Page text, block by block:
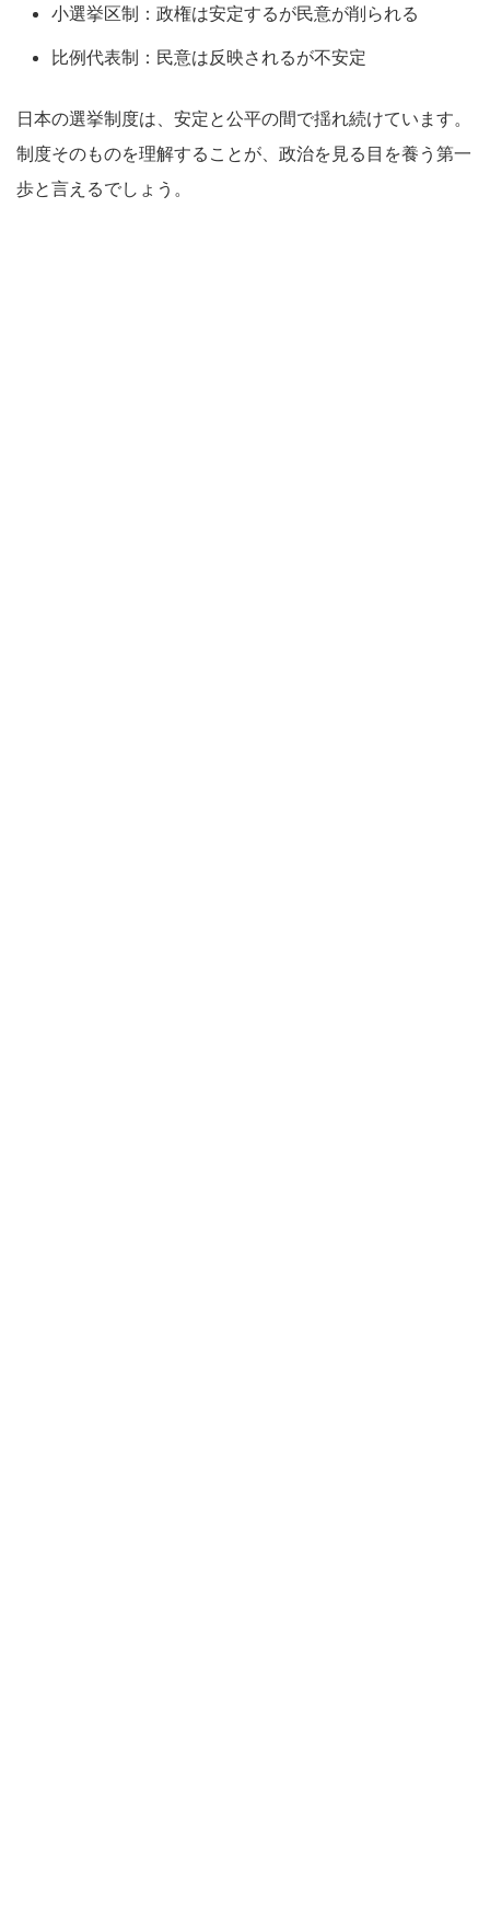
小選挙区制：政権は安定するが民意が削られる
比例代表制：民意は反映されるが不安定
日本の選挙制度は、安定と公平の間で揺れ続けています。
制度そのものを理解することが、政治を見る目を養う第一
歩と言えるでしょう。